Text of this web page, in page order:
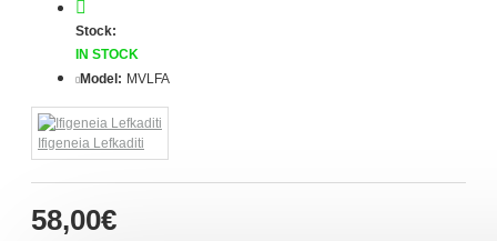
58,00€
Stock:
IN STOCK
Model: MVLFA
Ifigeneia Lefkaditi